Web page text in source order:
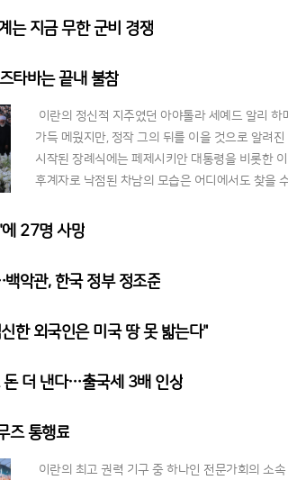
는 지금 무한 군비 경쟁
타바는 끝내 불참
이란의 정신적 지주였던 아야톨라 세예드 알리
가득 메웠지만, 정작 그의 뒤를 이을 것으로 알려
시작된 장례식에는 페제시키안 대통령을 비롯한
후계자로 낙점된 차남의 모습은 어디에서도 찾을
27명 사망
악관, 한국 정부 정조준
한 외국인은 미국 땅 못 밟는다"
돈 더 낸다…출국세 3배 인상
즈 통행료
이란의 최고 권력 기구 중 하나인 전문가회의 소